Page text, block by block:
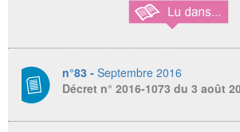
n°83 - Septembre 2016
Décret n° 2016-1073 du 3 août